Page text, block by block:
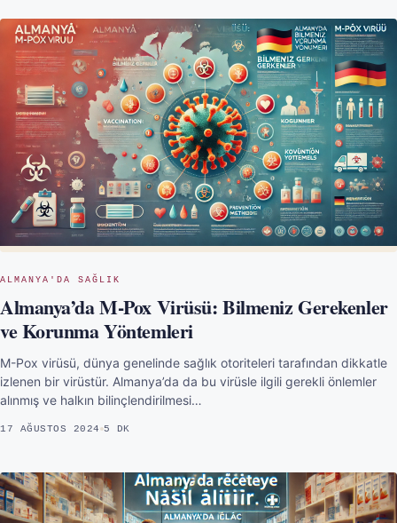
ALMANYA'DA SAĞLIK
Almanya’da M-Pox Virüsü: Bilmeniz Gerekenler
ve Korunma Yöntemleri
M-Pox virüsü, dünya genelinde sağlık otoriteleri tarafından dikkatle
izlenen bir virüstür. Almanya’da da bu virüsle ilgili gerekli önlemler
alınmış ve halkın bilinçlendirilmesi…
17 AĞUSTOS 2024 5 DK